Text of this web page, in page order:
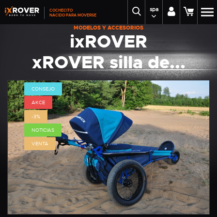
COCHECITO
NACIDO PARA MOVERSE
spa
MODELOS Y ACCESORIOS
ixROVER
xROVER silla de...
CONSEJO
AKCE
-3%
NOTICIAS
VENTA